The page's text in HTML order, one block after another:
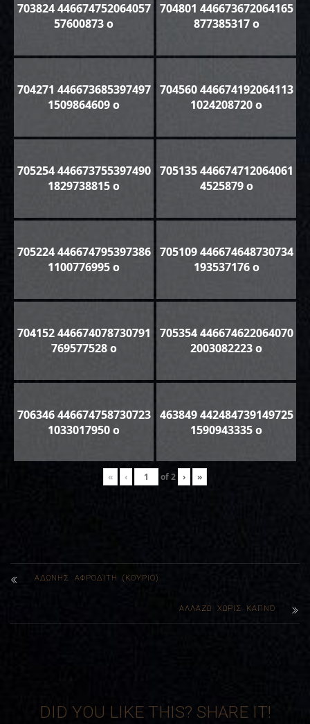
703824 446674752064057
57600873 o
704801 446673672064165
877385317 o
704271 446673685397497
1509864609 o
704560 446674192064113
1024208720 o
705254 446673755397490
1829738815 o
705135 446674712064061
4525879 o
705224 446674795397386
1100776995 o
705109 446674648730734
193537176 o
704152 446674078730791
769577528 o
705354 446674622064070
2003082223 o
706346 446674758730723
1033017950 o
463849 442484739149725
1590943335 o
« ‹ of2 › »
ΑΔΩΝΗΣ ΑΦΡΟΔΊΤΗ (ΚΟΎΡΙΟ)
ΑΛΛΆΖΩ ΧΩΡΊΣ ΚΑΠΝΌ
DID YOU LIKE THIS? SHARE IT!